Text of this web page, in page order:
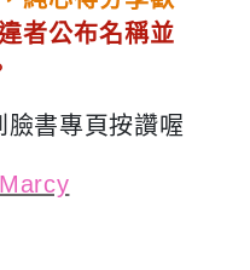
者公布名稱並
臉書專頁按讚喔